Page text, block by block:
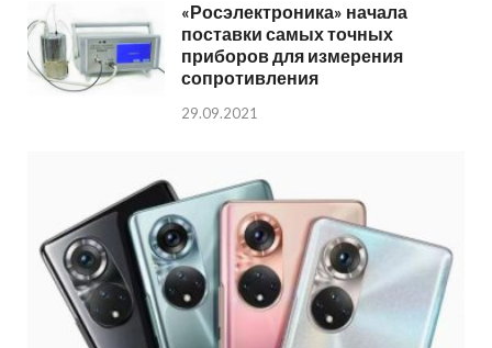
«Росэлектроника» начала
поставки самых точных
приборов для измерения
сопротивления
29.09.2021